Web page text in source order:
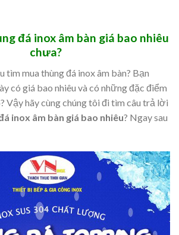
đá inox âm bàn giá bao nhiêu
chưa?
tìm mua thùng đá inox âm bàn? Bạn
có giá bao nhiêu và có những đặc điểm
Vậy hãy cùng chúng tôi đi tìm câu trả lời
inox âm bàn giá bao nhiêu? Ngay sau